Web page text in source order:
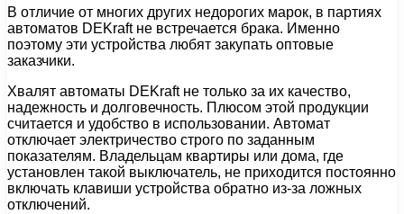
В отличие от многих других недорогих марок, в партиях
автоматов DEKraft не встречается брака. Именно
поэтому эти устройства любят закупать оптовые
заказчики.
Хвалят автоматы DEKraft не только за их качество,
надежность и долговечность. Плюсом этой продукции
считается и удобство в использовании. Автомат
отключает электричество строго по заданным
показателям. Владельцам квартиры или дома, где
установлен такой выключатель, не приходится постоянно
включать клавиши устройства обратно из-за ложных
отключений.